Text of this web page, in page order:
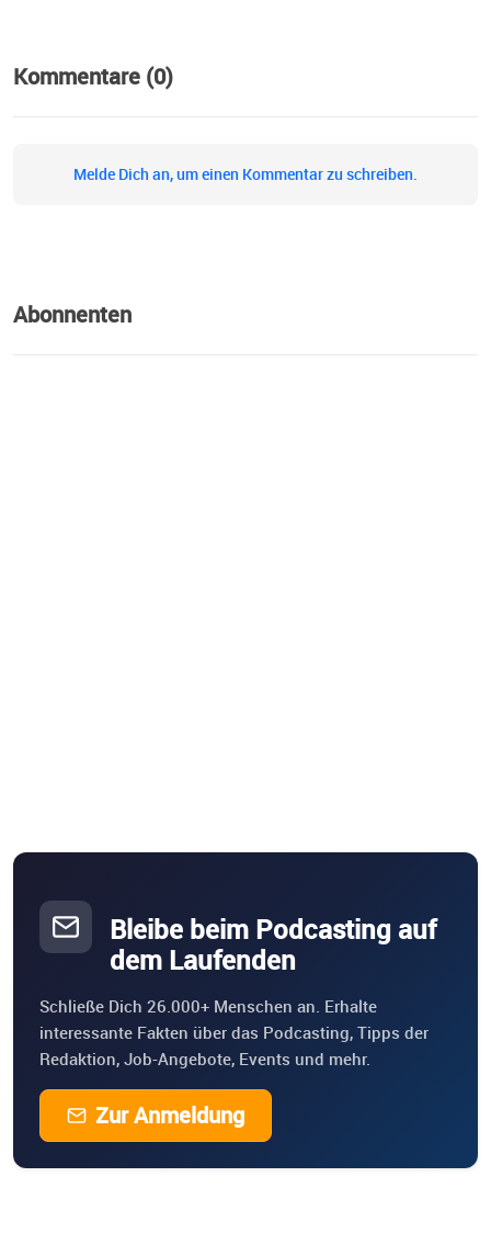
Kommentare (0)
Melde Dich an, um einen Kommentar zu schreiben.
Abonnenten
Bleibe beim Podcasting auf
dem Laufenden
Schließe Dich 26.000+ Menschen an. Erhalte
interessante Fakten über das Podcasting, Tipps der
Redaktion, Job-Angebote, Events und mehr.
Zur Anmeldung